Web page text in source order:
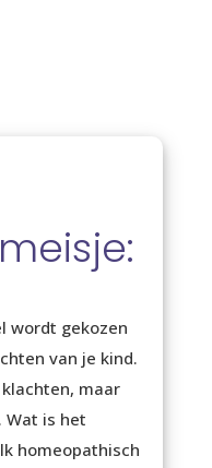
wordt gekozen
van je kind.
maar
Wat is het
homeopathisch